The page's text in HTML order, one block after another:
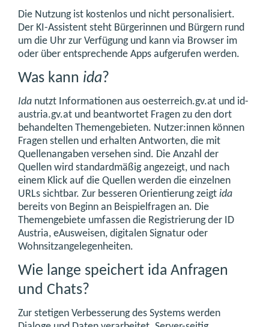
Die Nutzung ist kostenlos und nicht personalisiert.
Der KI-Assistent steht Bürgerinnen und Bürgern rund
um die Uhr zur Verfügung und kann via Browser im
oder über entsprechende Apps aufgerufen werden.
Was kann ida?
Ida nutzt Informationen aus oesterreich.gv.at und id-
austria.gv.at und beantwortet Fragen zu den dort
behandelten Themengebieten. Nutzer:innen können
Fragen stellen und erhalten Antworten, die mit
Quellenangaben versehen sind. Die Anzahl der
Quellen wird standardmäßig angezeigt, und nach
einem Klick auf die Quellen werden die einzelnen
URLs sichtbar. Zur besseren Orientierung zeigt ida
bereits von Beginn an Beispielfragen an. Die
Themengebiete umfassen die Registrierung der ID
Austria, eAusweisen, digitalen Signatur oder
Wohnsitzangelegenheiten.
Wie lange speichert ida Anfragen
und Chats?
Zur stetigen Verbesserung des Systems werden